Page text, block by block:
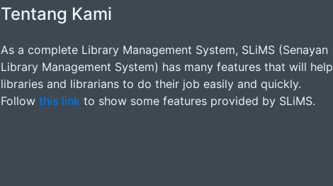
Tentang Kami
As a complete Library Management System, SLiMS (Senayan
Library Management System) has many features that will help
libraries and librarians to do their job easily and quickly.
Follow this link to show some features provided by SLiMS.